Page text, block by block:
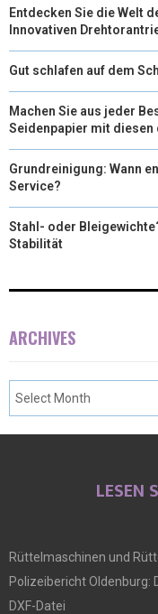
Entdecken Sie die Welt
Innovativen
Gut schlafen auf dem
Machen Sie aus jeder
Seidenpapier mit diesen
Grundreinigung: Wann
Service?
Stahl- oder
Stabilität
ARCHIVES
LESEN
Rüttelmaschinen und
Polizeibericht Oldenburg:
DXF-Datei